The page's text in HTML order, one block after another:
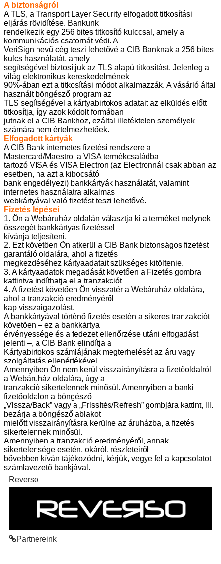
A biztonságról
A TLS, a Transport Layer Security elfogadott titkosítási
eljárás rövidítése. Bankunk
rendelkezik egy 256 bites titkosító kulccsal, amely a
kommunikációs csatornát védi. A
VeriSign nevű cég teszi lehetővé a CIB Banknak a 256 bites
kulcs használatát, amely
segítségével biztosítjuk az TLS alapú titkosítást. Jelenleg a
világ elektronikus kereskedelmének
90%-ában ezt a titkosítási módot alkalmazzák. A vásárló által
használt böngésző program az
TLS segítségével a kártyabirtokos adatait az elküldés előtt
titkosítja, így azok kódolt formában
jutnak el a CIB Bankhoz, ezáltal illetéktelen személyek
számára nem értelmezhetőek.
Elfogadott kártyák
A CIB Bank internetes fizetési rendszere a
Mastercard/Maestro, a VISA termékcsaládba
tartozó VISA és VISA Electron (az Electronnál csak abban az
esetben, ha azt a kibocsátó
bank engedélyezi) bankkártyák használatát, valamint
internetes használatra alkalmas
webkártyával való fizetést teszi lehetővé.
Fizetés lépései
1. Ön a Webáruház oldalán választja ki a terméket melynek
összegét bankkártyás fizetéssel
kívánja teljesíteni.
2. Ezt követően Ön átkerül a CIB Bank biztonságos fizetést
garantáló oldalára, ahol a fizetés
megkezdéséhez kártyaadatait szükséges kitöltenie.
3. A kártyaadatok megadását követően a Fizetés gombra
kattintva indíthatja el a tranzakciót
4. A fizetést követően Ön visszatér a Webáruház oldalára,
ahol a tranzakció eredményéről
kap visszaigazolást.
A bankkártyával történő fizetés esetén a sikeres tranzakciót
követően – ez a bankkártya
érvényessége és a fedezet ellenőrzése utáni elfogadást
jelenti –, a CIB Bank elindítja a
Kártyabirtokos számlájának megterhelését az áru vagy
szolgáltatás ellenértékével.
Amennyiben Ön nem kerül visszairányításra a fizetőoldalról
a Webáruház oldalára, úgy a
tranzakció sikertelennek minősül. Amennyiben a banki
fizetőoldalon a böngésző
„Vissza/Back” vagy a „Frissítés/Refresh” gombjára kattint, ill.
bezárja a böngésző ablakot
mielőtt visszairányításra kerülne az áruházba, a fizetés
sikertelennek minősül.
Amennyiben a tranzakció eredményéről, annak
sikertelensége esetén, okáról, részleteiről
bővebben kíván tájékozódni, kérjük, vegye fel a kapcsolatot
számlavezető bankjával.
Reverso
Partnereink